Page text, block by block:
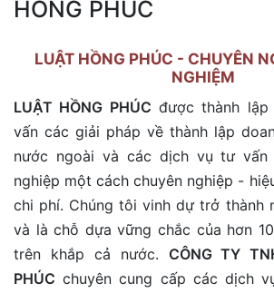
HỒNG PHÚC
LUẬT HỒNG PHÚC - CHUYÊN
NGHIỆM
LUẬT HỒNG PHÚC được thành
vấn các giải pháp về thành lập
nước ngoài và các dịch vụ tư vấn
nghiệp một cách chuyên nghiệp -
chi phí. Chúng tôi vinh dự trở thành
và là chỗ dựa vững chắc của hơn
trên khắp cả nước. CÔNG TY
PHÚC chuyên cung cấp các dịch